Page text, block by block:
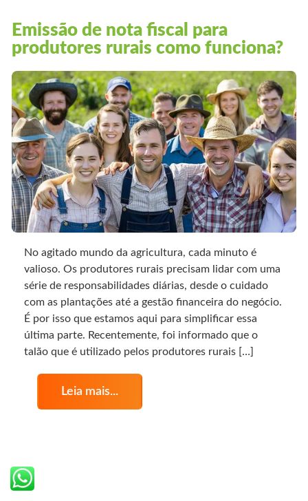
Emissão de nota fiscal para
produtores rurais como funciona?
No agitado mundo da agricultura, cada minuto é
valioso. Os produtores rurais precisam lidar com uma
série de responsabilidades diárias, desde o cuidado
com as plantações até a gestão financeira do negócio.
É por isso que estamos aqui para simplificar essa
última parte. Recentemente, foi informado que o
talão que é utilizado pelos produtores rurais […]
Leia mais...